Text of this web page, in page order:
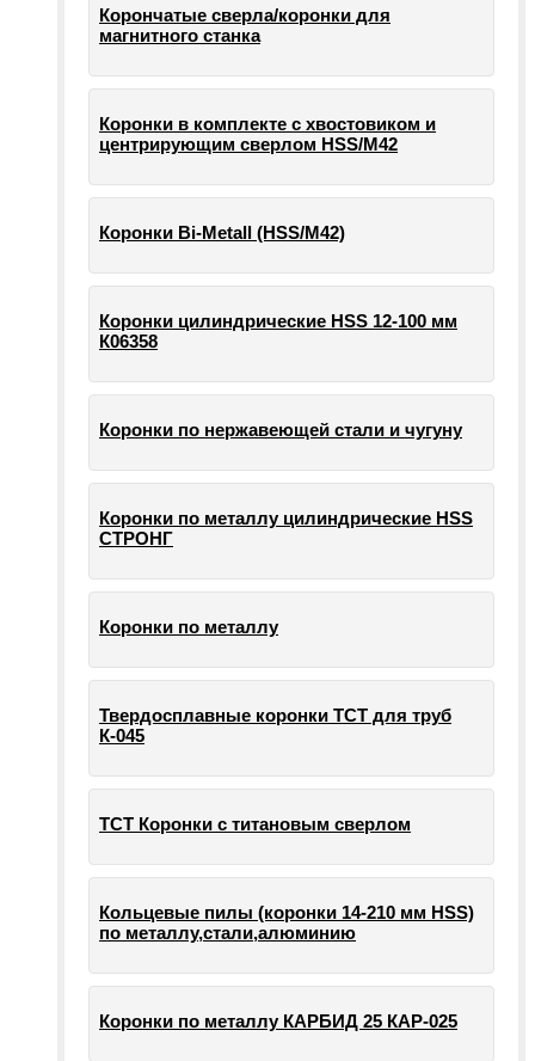
Корончатые сверла/коронки для
магнитного станка
Коронки в комплекте с хвостовиком и
центрирующим сверлом HSS/М42
Коронки Bi-Metall (HSS/М42)
Коронки цилиндрические HSS 12-100 мм
К06358
Коронки по нержавеющей стали и чугуну
Коронки по металлу цилиндрические HSS
СТРОНГ
Коронки по металлу
Твердосплавные коронки ТСТ для труб
К-045
ТСТ Коронки с титановым сверлом
Кольцевые пилы (коронки 14-210 мм HSS)
по металлу,стали,алюминию
Коронки по металлу КАРБИД 25 КАР-025